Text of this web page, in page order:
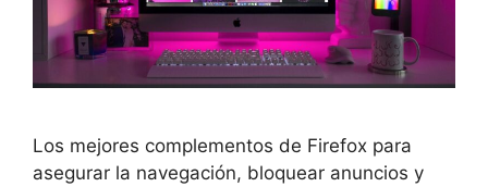
Los mejores complementos de Firefox para
asegurar la navegación, bloquear anuncios y